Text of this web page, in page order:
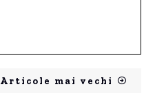
Articole mai vechi